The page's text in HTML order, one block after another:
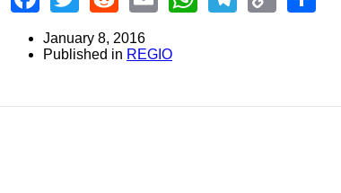
January 8, 2016
Published in REGIO